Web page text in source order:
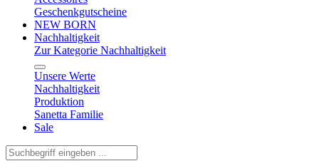
Geschenkgutscheine
NEW BORN
Nachhaltigkeit
Zur Kategorie Nachhaltigkeit
Unsere Werte
Nachhaltigkeit
Produktion
Sanetta Familie
Sale